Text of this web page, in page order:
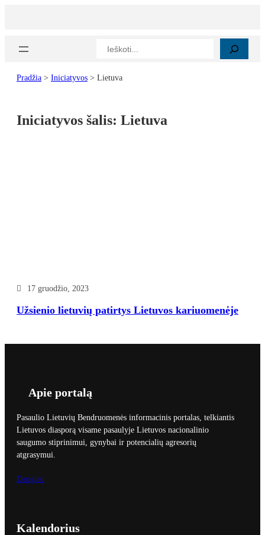
Paieška
Pradžia > Iniciatyvos > Lietuva
Iniciatyvos šalis: Lietuva
17 gruodžio, 2023
Užsienio lietuvių patirtys Lietuvos kariuomenėje
Apie portalą
Pasaulio Lietuvių Bendruomenės informacinis portalas, telkiantis
Lietuvos diasporą visame pasaulyje Lietuvos nacionalinio
saugumo stiprinimui, gynybai ir potencialių agresorių
atgrasymui.
Daugiau
Kalendorius